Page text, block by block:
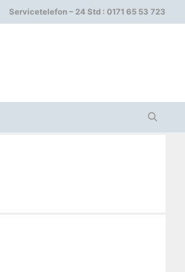
Servicetelefon – 24 Std : 0171 65 53 723